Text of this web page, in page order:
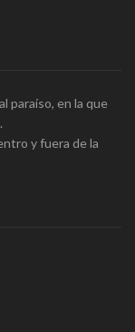
paraíso, en la que
y fuera de la